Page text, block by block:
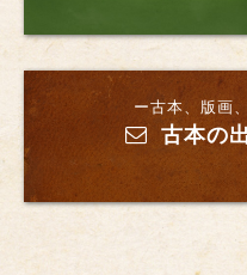
ー古本、版画
古本の